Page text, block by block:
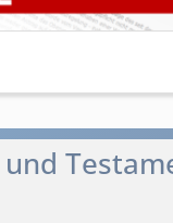
und